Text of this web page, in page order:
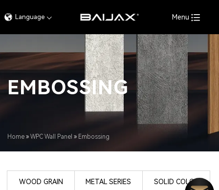
Language Menu
EMBOSSING
Home » WPC Wall Panel » Embossing
WOOD GRAIN METAL SERIES SOLID COLOR